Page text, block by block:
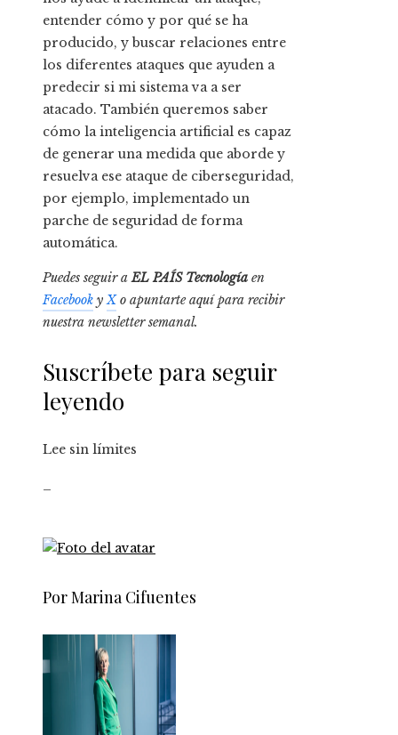
entender cómo y por qué se ha
producido, y buscar relaciones entre
los diferentes ataques que ayuden a
predecir si mi sistema va a ser
atacado. También queremos saber
cómo la inteligencia artificial es capaz
de generar una medida que aborde y
resuelva ese ataque de ciberseguridad,
por ejemplo, implementado un
parche de seguridad de forma
automática.
Puedes seguir aEL PAÍS Tecnología en
Facebook yXo apuntarte aquí para recibir
nuestra newsletter semanal.
Suscríbete para seguir
leyendo
Lee sin límites
Por Marina Cifuentes